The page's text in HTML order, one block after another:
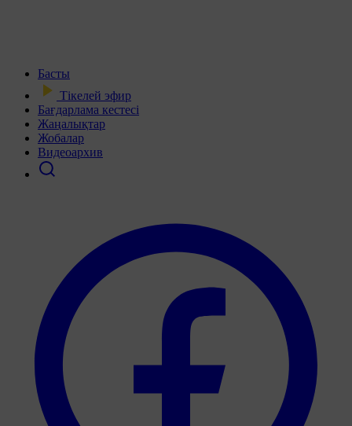
Басты
Тікелей эфир
Бағдарлама кестесі
Жаңалықтар
Жобалар
Видеоархив